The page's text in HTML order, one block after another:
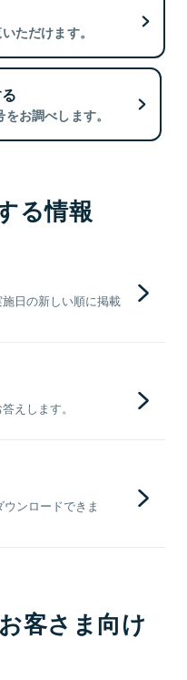
ただけます。
お調べします。
る情報
日の新しい順に掲載
えします。
ンロードできま
客さま向け